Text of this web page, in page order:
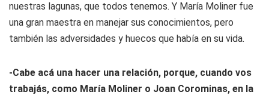
nuestras lagunas, que todos tenemos. Y María Moliner fue
una gran maestra en manejar sus conocimientos, pero
también las adversidades y huecos que había en su vida.
-Cabe acá una hacer una relación, porque, cuando vos
trabajás, como María Moliner o Joan Corominas, en la